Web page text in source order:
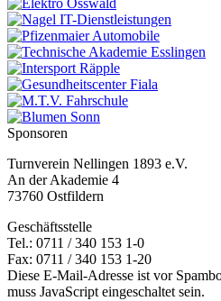
Sponsoren
Turnverein Nellingen 1893 e.V.
An der Akademie 4
73760 Ostfildern
Geschäftsstelle
Tel.: 0711 / 340 153 1-0
Fax: 0711 / 340 153 1-20
Diese E-Mail-Adresse ist vor
muss JavaScript eingeschaltet sein.